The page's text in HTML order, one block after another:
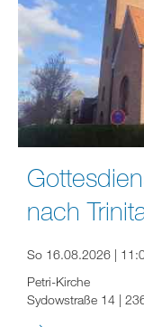
nach
So 16.08.2026 |
Petri-Kirche
Sydowstraße 14 |